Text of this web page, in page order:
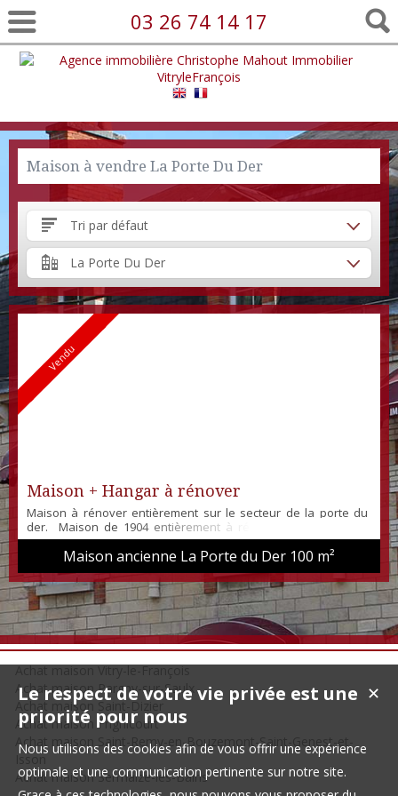
03 26 74 14 17
Maison à vendre La Porte Du Der
Tri par défaut
La Porte Du Der
Vendu
Maison + Hangar à rénover
Maison à rénover entièrement sur le secteur de la porte du
der. Maison de 1904 entièrement à rénover composé de 4
pièces sur 2 niveaux. Superficie par étage environ 100m². La
maison dispose également d'un hangar. Le tout sur un terrain
d'environ 902m² possibilité d'avoir plus de terrain !
Maison ancienne La Porte du Der 100 m²
Achat maison Vitry-le-François
Achat maison Pargny-sur-Saulx
Achat maison Saint-Dizier
Achat maison Frignicourt
Achat maison Saint-Remy-en-Bouzemont-Saint-Genest-et-
Isson
Achat maison Sermaize-les-Bains
✕
Le respect de votre vie privée est une
priorité pour nous
Nous utilisons des cookies afin de vous offrir une expérience
optimale et une communication pertinente sur notre site.